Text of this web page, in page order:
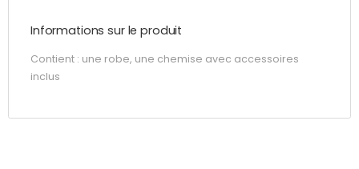
Informations sur le produit
Contient : une robe, une chemise avec accessoires
inclus